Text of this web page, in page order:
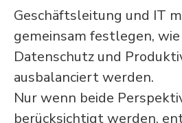
Geschäftsleitung und IT
gemeinsam festlegen,
Datenschutz und
ausbalanciert werden.
Nur wenn beide
berücksichtigt werden,